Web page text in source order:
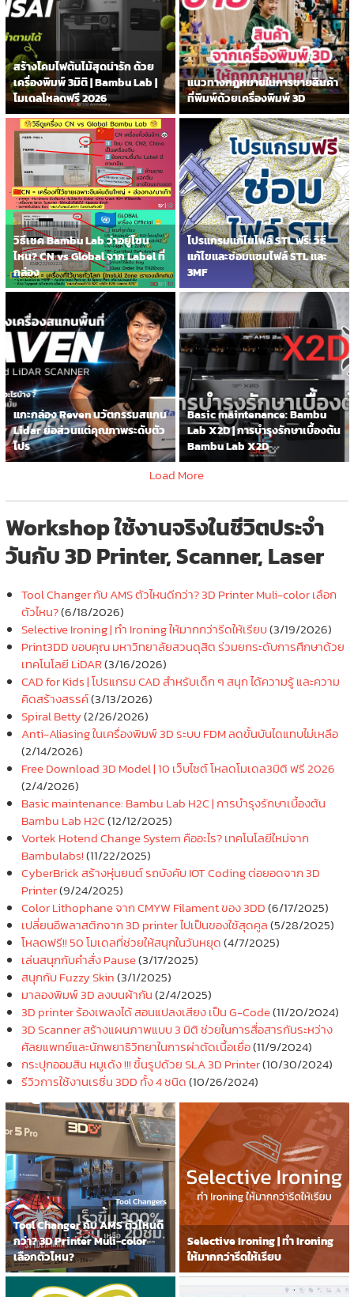
สร้างโคมไฟต้นไม้สุดน่ารัก ด้วย
เครื่องพิมพ์ 3มิติ | Bambu Lab |
โมเดลโหลดฟรี 2026
แนวทางกฎหมายในการขายสินค้า
ที่พิมพ์ด้วยเครื่องพิมพ์ 3D
วิธีเชค Bambu Lab ว่าอยู่โซน
ไหน? CN vs Global จาก Label ที่
กล่อง
โปรแกรมแก้ไขไฟล์ STL ฟรี: วิธี
แก้ไขและซ่อมแซมไฟล์ STL และ
3MF
แกะกล่อง Reven นวัตกรรมสแกน
Lidar ย่อส่วนแต่คุณภาพระดับตัว
โปร
Basic maintenance: Bambu
Lab X2D | การบำรุงรักษาเบื้องต้น
Bambu Lab X2D
Load More
Workshop ใช้งานจริงในชีวิตประจำ
วันกับ 3D Printer, Scanner, Laser
Tool Changer กับ AMS ตัวไหนดีกว่า? 3D Printer Muli-color เลือก
ตัวไหน?(6/18/2026)
Selective Ironing | ทำ Ironing ให้มากกว่ารีดให้เรียบ(3/19/2026)
Print3DD ขอบคุณ มหาวิทยาลัยสวนดุสิต ร่วมยกระดับการศึกษาด้วย
เทคโนโลยี LiDAR(3/16/2026)
CAD for Kids | โปรแกรม CAD สำหรับเด็ก ๆ สนุก ได้ความรู้ และความ
คิดสร้างสรรค์(3/13/2026)
Spiral Betty(2/26/2026)
Anti-Aliasing ในเครื่องพิมพ์ 3D ระบบ FDM ลดขั้นบันไดแทบไม่เหลือ
(2/14/2026)
Free Download 3D Model | 10 เว็บไซต์ โหลดโมเดล3มิติ ฟรี 2026
(2/4/2026)
Basic maintenance: Bambu Lab H2C | การบำรุงรักษาเบื้องต้น
Bambu Lab H2C(12/12/2025)
Vortek Hotend Change System คืออะไร? เทคโนโลยีใหม่จาก
Bambulabs!(11/22/2025)
CyberBrick สร้างหุ่นยนต์ รถบังคับ IOT Coding ต่อยอดจาก 3D
Printer(9/24/2025)
Color Lithophane จาก CMYW Filament ของ 3DD(6/17/2025)
เปลี่ยนอึพลาสติกจาก 3D printer ไปเป็นของใช้สุดคูล(5/28/2025)
โหลดฟรี!! 50 โมเดลที่ช่วยให้สนุกในวันหยุด(4/7/2025)
เล่นสนุกกับคำสั่ง Pause(3/17/2025)
สนุกกับ Fuzzy Skin(3/1/2025)
มาลองพิมพ์ 3D ลงบนผ้ากัน(2/4/2025)
3D printer ร้องเพลงได้ สอนแปลงเสียง เป็น G-Code(11/20/2024)
3D Scanner สร้างแผนภาพแบบ 3 มิติ ช่วยในการสื่อสารกันระหว่าง
ศัลยแพทย์และนักพยาธิวิทยาในการผ่าตัดเนื้อเยื่อ(11/9/2024)
กระปุกออมสิน หมูเด้ง !!! ขึ้นรูปด้วย SLA 3D Printer(10/30/2024)
รีวิวการใช้งานเรซิ่น 3DD ทั้ง 4 ชนิด(10/26/2024)
Tool Changer กับ AMS ตัวไหนดี
กว่า? 3D Printer Muli-color
เลือกตัวไหน?
Selective Ironing | ทำ Ironing
ให้มากกว่ารีดให้เรียบ